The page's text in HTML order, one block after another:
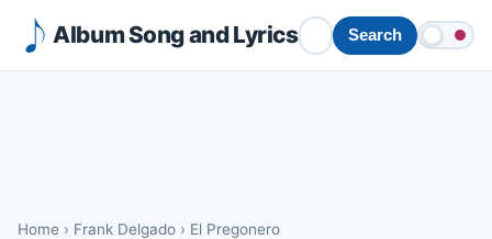
Album Song and Lyrics Search
Home › Frank Delgado › El Pregonero